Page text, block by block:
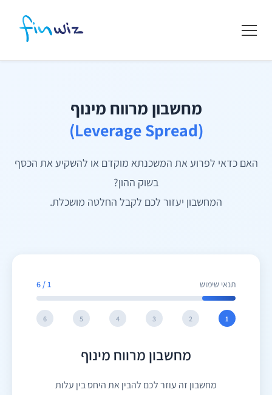
מחשבון מרווח מינוף
(Leverage Spread)
האם כדאי לפרוע את המשכנתא מוקדם או להשקיע את הכסף
בשוק ההון?
המחשבון יעזור לכם לקבל החלטה מושכלת.
תנאי שימוש 1
/
6
1
2
3
4
5
6
מחשבון מרווח מינוף
מחשבון זה עוזר לכם להבין את היחס בין עלות